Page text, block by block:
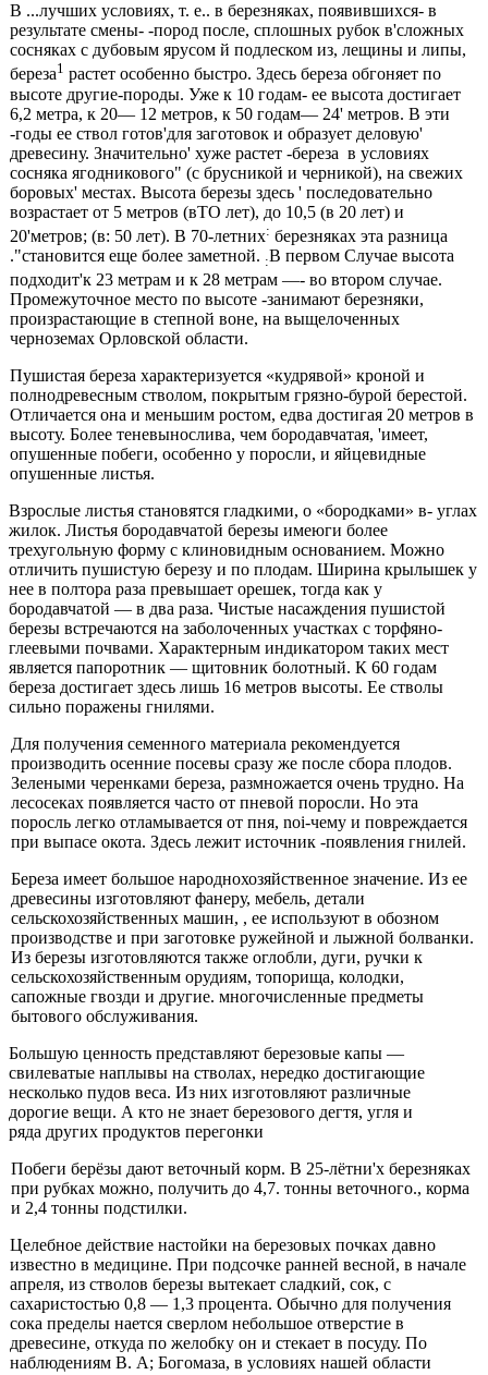
В ...лучших условиях, т. е.. в березняках, появив­шихся- в
результате смены- -пород после, сплошных рубок в'сложных
сосняках с дубовым ярусом й подлес­ком из, лещины и липы,
береза1 растет особенно быстро. Здесь береза обгоняет по
высоте другие-породы. Уже к 10 годам- ее высота достигает
6,2 метра, к 20— 12 метров, к 50 годам— 24' метров. В эти
-годы ее ствол готов'для заготовок и образует деловую'
древесину. Значительно' хуже растет -береза в условиях
сосняка ягодникового" (с брусникой и черникой), на свежих
бо­ровых' местах. Высота березы здесь ' последовательно
возрастает от 5 метров (вТО лет), до 10,5 (в 20 лет) и
20'метров; (в: 50 лет). В 70-летних: березняках эта разница
."становится еще более заметной. :В первом Слу­чае высота
подходит'к 23 метрам и к 28 метрам —- во втором случае.
Промежуточное место по высоте -зани­мают березняки,
произрастающие в степной воне, на вы­щелоченных
черноземах Орловской области.
Пушистая береза характеризуется «кудрявой» кроной и
полнодревесным стволом, покрытым грязно-бурой бе­рестой.
Отличается она и меньшим ростом, едва дости­гая 20 метров в
высоту. Более теневынослива, чем бо­родавчатая, 'имеет,
опушенные побеги, особенно у порос­ли, и яйцевидные
опушенные листья.
Взрослые листья становятся гладкими, о «бородка­ми» в- углах
жилок. Листья бородавчатой березы имеюги более
трехугольную форму с клиновидным основанием. Можно
отличить пушистую березу и по плодам. Ширина крылышек у
нее в полтора раза превышает орешек, тогда как у
бородавчатой — в два раза. Чистые насаж­дения пушистой
березы встречаются на заболоченных участках с торфяно-
глеевыми почвами. Характерным индикатором таких мест
является папоротник — щитов­ник болотный. К 60 годам
береза достигает здесь лишь 16 метров высоты. Ее стволы
сильно поражены гнилями.
Для получения семенного материала рекомендуется
производить осенние посевы сразу же после сбора пло­дов.
Зелеными черенками береза, размножается очень трудно. На
лесосеках появляется часто от пневой по­росли. Но эта
поросль легко отламывается от пня, noi-чему и повреждается
при выпасе окота. Здесь лежит источник -появления гнилей.
Береза имеет большое народнохозяйственное значе­ние. Из ее
древесины изготовляют фанеру, мебель, де­тали
сельскохозяйственных машин, , ее используют в обозном
производстве и при заготовке ружейной и лыж­ной болванки.
Из березы изготовляются также оглобли, дуги, ручки к
сельскохозяйственным орудиям, топорища, колодки,
сапожные гвозди и другие. многочисленные предметы
бытового обслуживания.
Большую ценность представляют березовые капы —
свилеватые наплывы на стволах, нередко достигающие
несколько пудов веса. Из них изготовляют различные
дорогие вещи. А кто не знает березового дегтя, угля и
ряда других продуктов перегонки
Побеги берёзы дают веточный корм. В 25-лётни'х бе­резняках
при рубках можно, получить до 4,7. тонны ве­точного., корма
и 2,4 тонны подстилки.
Целебное действие настойки на березовых почках давно
известно в медицине. При подсочке ранней вес­ной, в начале
апреля, из стволов березы вытекает слад­кий, сок, с
сахаристостью 0,8 — 1,3 процента. Обычно для получения
сока пределы нается сверлом небольшое отверстие в
древесине, откуда по желобку он и стекает в посуду. По
наблюдениям В. А; Богомаза, в условиях нашей области